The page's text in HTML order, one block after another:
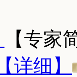
【专家
【详细】